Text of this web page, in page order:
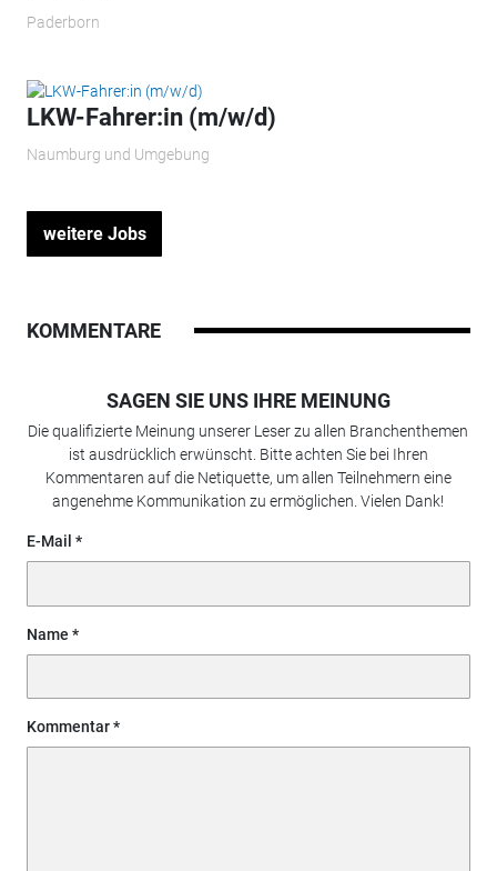
Paderborn
LKW-Fahrer:in (m/w/d)
Naumburg und Umgebung
weitere Jobs
KOMMENTARE
SAGEN SIE UNS IHRE MEINUNG
Die qualifizierte Meinung unserer Leser zu allen Branchenthemen
ist ausdrücklich erwünscht. Bitte achten Sie bei Ihren
Kommentaren auf die Netiquette, um allen Teilnehmern eine
angenehme Kommunikation zu ermöglichen. Vielen Dank!
E-Mail
Name
Kommentar